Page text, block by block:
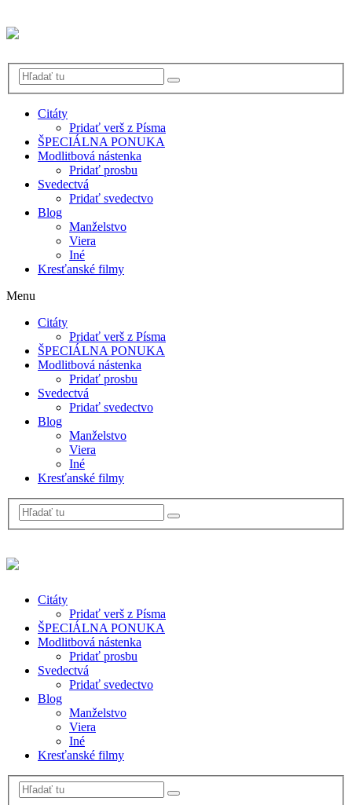
Citáty
Pridať verš z Písma
ŠPECIÁLNA PONUKA
Modlitbová nástenka
Pridať prosbu
Svedectvá
Pridať svedectvo
Blog
Manželstvo
Viera
Iné
Kresťanské filmy
Menu
Citáty
Pridať verš z Písma
ŠPECIÁLNA PONUKA
Modlitbová nástenka
Pridať prosbu
Svedectvá
Pridať svedectvo
Blog
Manželstvo
Viera
Iné
Kresťanské filmy
Citáty
Pridať verš z Písma
ŠPECIÁLNA PONUKA
Modlitbová nástenka
Pridať prosbu
Svedectvá
Pridať svedectvo
Blog
Manželstvo
Viera
Iné
Kresťanské filmy